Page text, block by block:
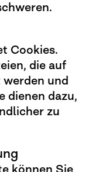
Cookies.
die auf
werden und
dienen dazu,
zu
können Sie